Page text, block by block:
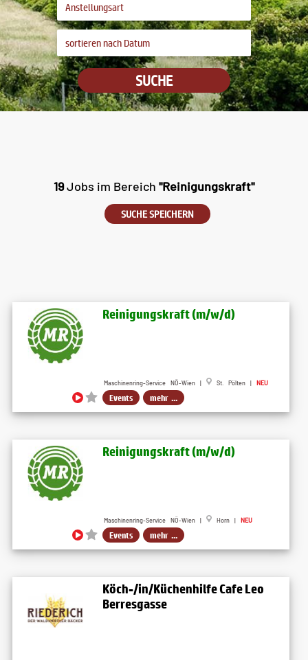
SUCHE
19Jobs im Bereich "Reinigungskraft"
SUCHE SPEICHERN
Reinigungskraft (m​/w​/d)
Maschinenring-Service NÖ-Wien | St. Pölten | NEU
Events mehr ...
Reinigungskraft (m​/w​/d)
Maschinenring-Service NÖ-Wien | Horn | NEU
Events mehr ...
Köch-/in/Küchenhilfe Cafe Leo
Berresgasse